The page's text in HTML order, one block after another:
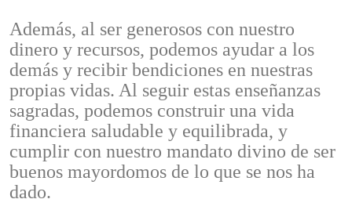
Además, al ser generosos con nuestro
dinero y recursos, podemos ayudar a los
demás y recibir bendiciones en nuestras
propias vidas. Al seguir estas enseñanzas
sagradas, podemos construir una vida
financiera saludable y equilibrada, y
cumplir con nuestro mandato divino de ser
buenos mayordomos de lo que se nos ha
dado.